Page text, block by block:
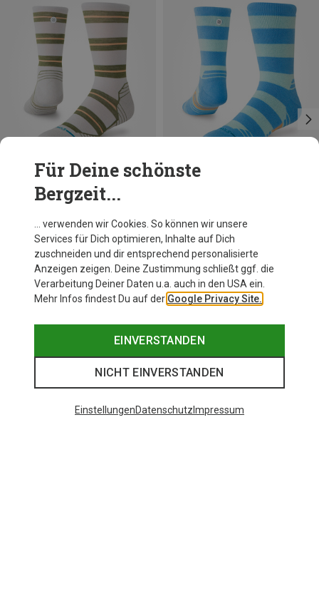
Du sparst 34%
Für Deine schönste
Bergzeit...
… verwenden wir Cookies. So können wir unsere
Services für Dich optimieren, Inhalte auf Dich
zuschneiden und dir entsprechend personalisierte
Anzeigen zeigen. Deine Zustimmung schließt ggf. die
Verarbeitung Deiner Daten u.a. auch in den USA ein.
Mehr Infos findest Du auf der Google Privacy Site.
EINVERSTANDEN
NICHT EINVERSTANDEN
EinstellungenDatenschutz Impressum